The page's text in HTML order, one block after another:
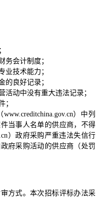
务会计制度；
业技术能力；
的良好记录；
活动中没有重大违法记录；
；
）中列
当事人名单的供应商，不得
）政府采购严重违法失信行
府采购活动的供应商（处罚
方式。本次招标评标办法采